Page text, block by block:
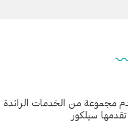
مجموعة من الخدمات الرائدة
سيلكور